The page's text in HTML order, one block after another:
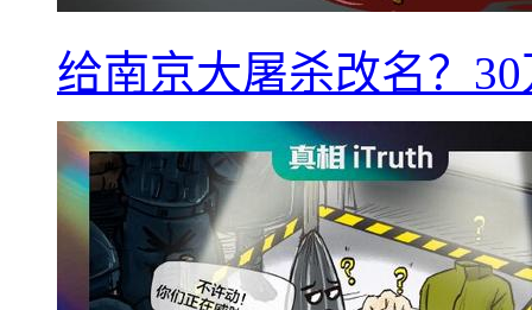
给南京大屠杀改名？